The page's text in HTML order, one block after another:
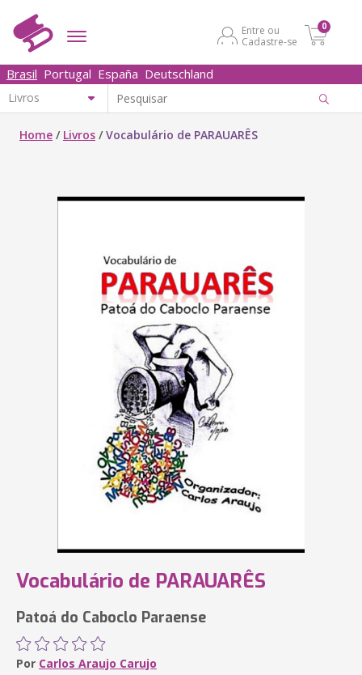
Entre ou
Cadastre-se
0
Brasil Portugal España Deutschland
Home / Livros /Vocabulário de PARAUARÊS
Vocabulário de PARAUARÊS
Patoá do Caboclo Paraense
Por Carlos Araujo Carujo